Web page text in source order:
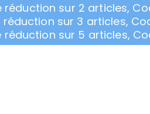
réduction sur 2 articles,
réduction sur 3 articles,
réduction sur 5 articles,